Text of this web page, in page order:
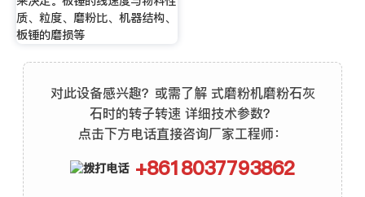
质、粒度、磨粉比、机器结构、
板锤的磨损等
对此设备感兴趣？或需了解 式磨粉机磨粉石灰
石时的转子转速 详细技术参数？
点击下方电话直接咨询厂家工程师：
+8618037793862